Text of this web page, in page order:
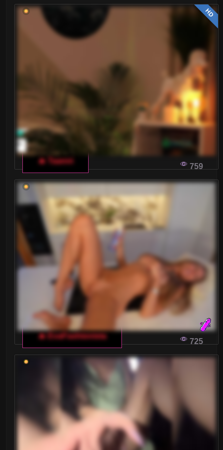
HD
🔥 Taanni
759
🔥 EvaFashionista
725